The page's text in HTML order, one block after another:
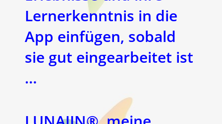
Lernerkenntnis in die
App einfügen, sobald
sie gut eingearbeitet ist
…